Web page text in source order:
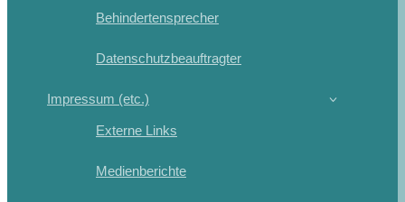
Behindertensprecher
Datenschutzbeauftragter
Impressum (etc.)
Externe Links
Medienberichte